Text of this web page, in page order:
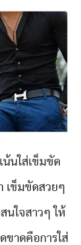
นใส่เข็มขัด
เข็มขัดสวยๆ
นใจสาวๆ ให้
ขาดคือการใส่